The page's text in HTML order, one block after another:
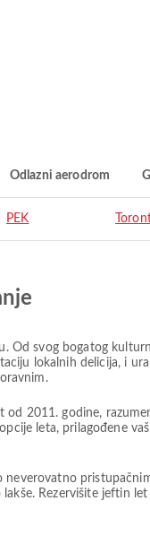
Odlazni aerodrom
PEK
svog bogatog
lokalnih delicija, i
2011. godine,
leta, prilagođene
Rezervišite jeftin